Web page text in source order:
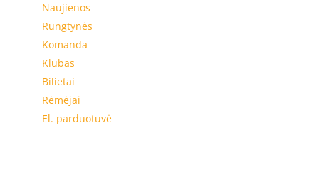
Naujienos
Rungtynės
Komanda
Klubas
Bilietai
Rėmėjai
El. parduotuvė